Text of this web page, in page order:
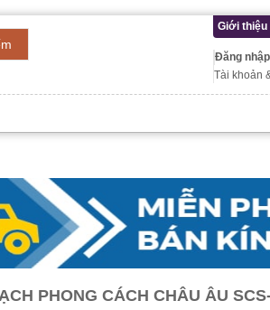
Giới thiệu
Đăng nhập
Tài khoản
PHONG CÁCH CHÂU ÂU